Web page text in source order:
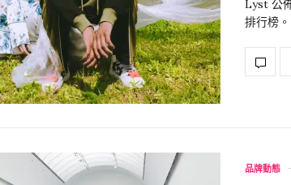
Lyst 公
排行榜。
品牌動態